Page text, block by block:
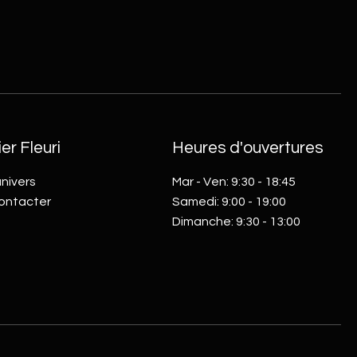
Fleuri Heures d'ouvertures
Mar - Ven: 9:30 - 18:45
​​Samedi: 9:00 - 19:00
Dimanche: 9:30 - 13:00